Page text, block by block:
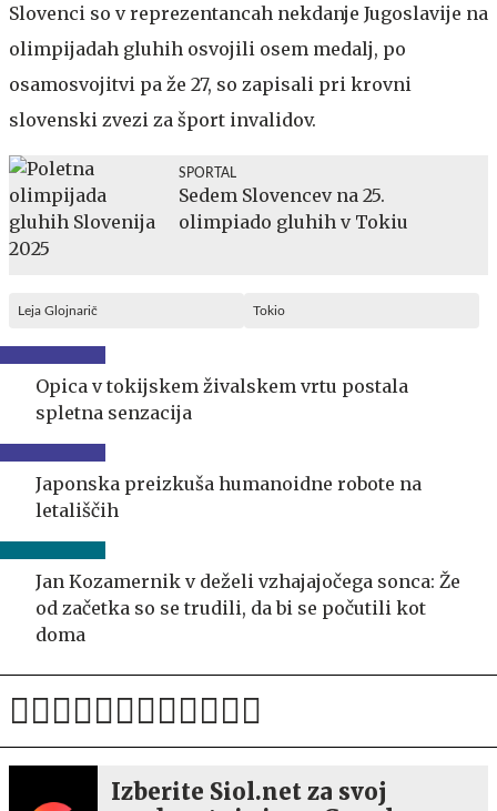
Slovenci so v reprezentancah nekdanje Jugoslavije na
olimpijadah gluhih osvojili osem medalj, po
osamosvojitvi pa že 27, so zapisali pri krovni
slovenski zvezi za šport invalidov.
SPORTAL
Sedem Slovencev na 25.
olimpiado gluhih v Tokiu
Leja Glojnarič Tokio
Opica v tokijskem živalskem vrtu postala
spletna senzacija
Japonska preizkuša humanoidne robote na
letališčih
Jan Kozamernik v deželi vzhajajočega sonca: Že
od začetka so se trudili, da bi se počutili kot
doma
Izberite Siol.net za svoj